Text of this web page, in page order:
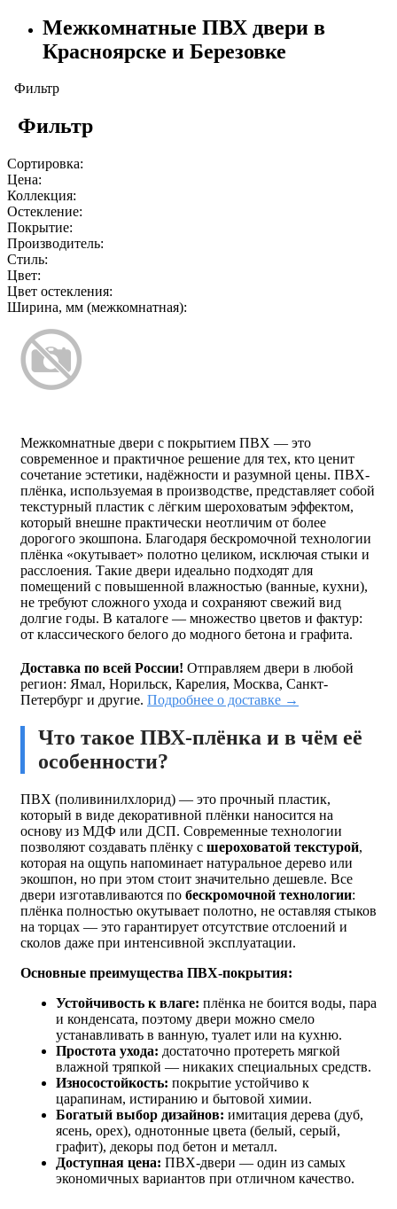
Межкомнатные ПВХ двери в
Красноярске и Березовке
Фильтр
Фильтр
Сортировка:
Цена:
Коллекция:
Остекление:
Покрытие:
Производитель:
Стиль:
Цвет:
Цвет остекления:
Ширина, мм (межкомнатная):
Межкомнатные двери с покрытием ПВХ — это
современное и практичное решение для тех, кто ценит
сочетание эстетики, надёжности и разумной цены. ПВХ-
плёнка, используемая в производстве, представляет собой
текстурный пластик с лёгким шероховатым эффектом,
который внешне практически неотличим от более
дорогого экошпона. Благодаря бескромочной технологии
плёнка «окутывает» полотно целиком, исключая стыки и
расслоения. Такие двери идеально подходят для
помещений с повышенной влажностью (ванные, кухни),
не требуют сложного ухода и сохраняют свежий вид
долгие годы. В каталоге — множество цветов и фактур:
от классического белого до модного бетона и графита.
Доставка по всей России! Отправляем двери в любой
регион: Ямал, Норильск, Карелия, Москва, Санкт-
Петербург и другие. Подробнее о доставке →
Что такое ПВХ-плёнка и в чём её
особенности?
ПВХ (поливинилхлорид) — это прочный пластик,
который в виде декоративной плёнки наносится на
основу из МДФ или ДСП. Современные технологии
позволяют создавать плёнку с шероховатой текстурой,
которая на ощупь напоминает натуральное дерево или
экошпон, но при этом стоит значительно дешевле. Все
двери изготавливаются по бескромочной технологии:
плёнка полностью окутывает полотно, не оставляя стыков
на торцах — это гарантирует отсутствие отслоений и
сколов даже при интенсивной эксплуатации.
Основные преимущества ПВХ-покрытия:
Устойчивость к влаге: плёнка не боится воды, пара
и конденсата, поэтому двери можно смело
устанавливать в ванную, туалет или на кухню.
Простота ухода: достаточно протереть мягкой
влажной тряпкой — никаких специальных средств.
Износостойкость: покрытие устойчиво к
царапинам, истиранию и бытовой химии.
Богатый выбор дизайнов: имитация дерева (дуб,
ясень, орех), однотонные цвета (белый, серый,
графит), декоры под бетон и металл.
Доступная цена: ПВХ-двери — один из самых
экономичных вариантов при отличном качество.